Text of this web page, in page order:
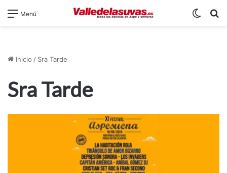
Menú
Inicio / Sra Tarde
Sra Tarde